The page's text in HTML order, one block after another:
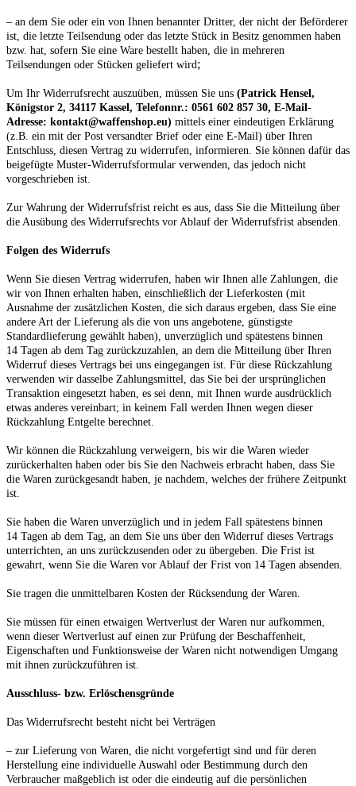
– an dem Sie oder ein von Ihnen benannter Dritter, der nicht der Beförderer
ist, die letzte Teilsendung oder das letzte Stück in Besitz genommen haben
bzw. hat, sofern Sie eine Ware bestellt haben, die in mehreren
Teilsendungen oder Stücken geliefert wird ;
Um Ihr Widerrufsrecht auszuüben, müssen Sie uns (Patrick Hensel,
Königstor 2, 34117 Kassel, Telefonnr.: 0561 602 857 30, E-Mail-
Adresse: kontakt@waffenshop.eu) mittels einer eindeutigen Erklärung
(z.B. ein mit der Post versandter Brief oder eine E-Mail) über Ihren
Entschluss, diesen Vertrag zu widerrufen, informieren. Sie können dafür das
beigefügte Muster-Widerrufsformular verwenden, das jedoch nicht
vorgeschrieben ist.
Zur Wahrung der Widerrufsfrist reicht es aus, dass Sie die Mitteilung über
die Ausübung des Widerrufsrechts vor Ablauf der Widerrufsfrist absenden.
Folgen des Widerrufs
Wenn Sie diesen Vertrag widerrufen, haben wir Ihnen alle Zahlungen, die
wir von Ihnen erhalten haben, einschließlich der Lieferkosten (mit
Ausnahme der zusätzlichen Kosten, die sich daraus ergeben, dass Sie eine
andere Art der Lieferung als die von uns angebotene, günstigste
Standardlieferung gewählt haben), unverzüglich und spätestens binnen
14 Tagen ab dem Tag zurückzuzahlen, an dem die Mitteilung über Ihren
Widerruf dieses Vertrags bei uns eingegangen ist. Für diese Rückzahlung
verwenden wir dasselbe Zahlungsmittel, das Sie bei der ursprünglichen
Transaktion eingesetzt haben, es sei denn, mit Ihnen wurde ausdrücklich
etwas anderes vereinbart; in keinem Fall werden Ihnen wegen dieser
Rückzahlung Entgelte berechnet.
Wir können die Rückzahlung verweigern, bis wir die Waren wieder
zurückerhalten haben oder bis Sie den Nachweis erbracht haben, dass Sie
die Waren zurückgesandt haben, je nachdem, welches der frühere Zeitpunkt
ist.
Sie haben die Waren unverzüglich und in jedem Fall spätestens binnen
14 Tagen ab dem Tag, an dem Sie uns über den Widerruf dieses Vertrags
unterrichten, an uns zurückzusenden oder zu übergeben. Die Frist ist
gewahrt, wenn Sie die Waren vor Ablauf der Frist von 14 Tagen absenden.
Sie tragen die unmittelbaren Kosten der Rücksendung der Waren.
Sie müssen für einen etwaigen Wertverlust der Waren nur aufkommen,
wenn dieser Wertverlust auf einen zur Prüfung der Beschaffenheit,
Eigenschaften und Funktionsweise der Waren nicht notwendigen Umgang
mit ihnen zurückzuführen ist.
Ausschluss- bzw. Erlöschensgründe
Das Widerrufsrecht besteht nicht bei Verträgen
– zur Lieferung von Waren, die nicht vorgefertigt sind und für deren
Herstellung eine individuelle Auswahl oder Bestimmung durch den
Verbraucher maßgeblich ist oder die eindeutig auf die persönlichen